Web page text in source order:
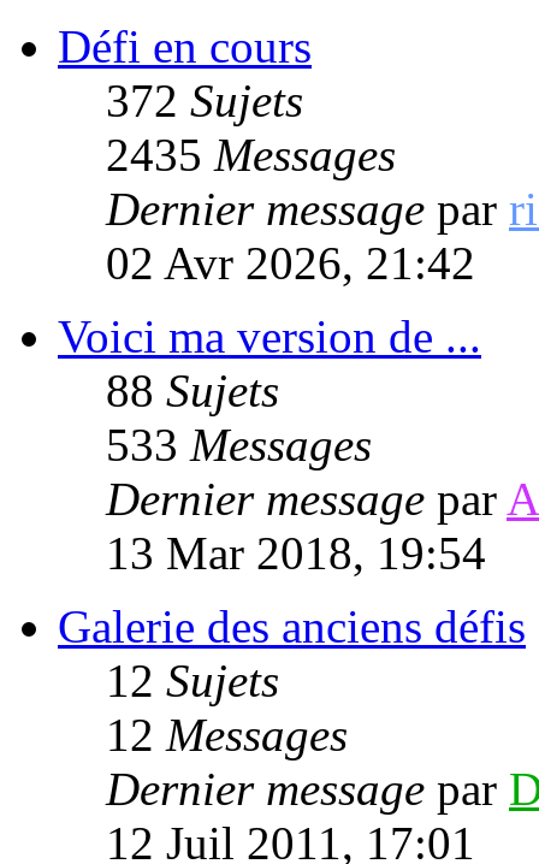
Défi en cours
372 Sujets
2435 Messages
Dernier message par
02 Avr 2026, 21:42
Voici ma version de ...
88 Sujets
533 Messages
Dernier message par
13 Mar 2018, 19:54
Galerie des anciens défis
12 Sujets
12 Messages
Dernier message par
12 Juil 2011, 17:01